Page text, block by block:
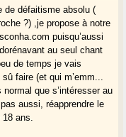
de défaitisme absolu (
?) ,je propose à notre
puisqu’aussi
au seul chant
de temps je vais
faire (et qui m’emm...
que s’intéresser au
aussi, réapprendre le
ans.